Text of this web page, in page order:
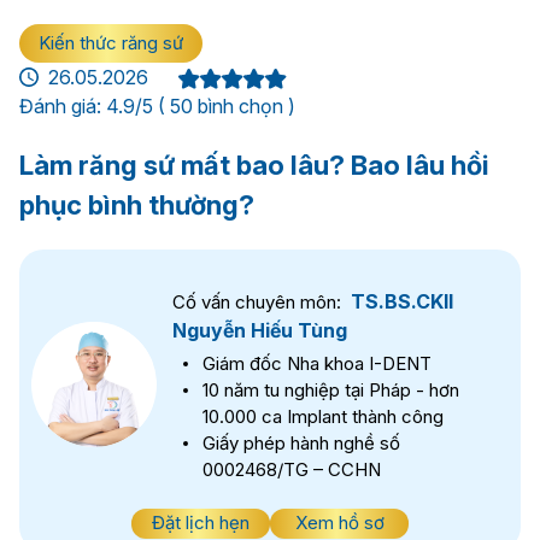
Kiến thức răng sứ
26.05.2026
Đánh giá: 4.9/5 ( 50 bình chọn )
Làm răng sứ mất bao lâu? Bao lâu hồi
phục bình thường?
Cố vấn chuyên môn: TS.BS.CKII
Nguyễn Hiếu Tùng
Giám đốc Nha khoa I-DENT
10 năm tu nghiệp tại Pháp - hơn
10.000 ca Implant thành công
Giấy phép hành nghề số
0002468/TG – CCHN
Đặt lịch hẹn Xem hồ sơ